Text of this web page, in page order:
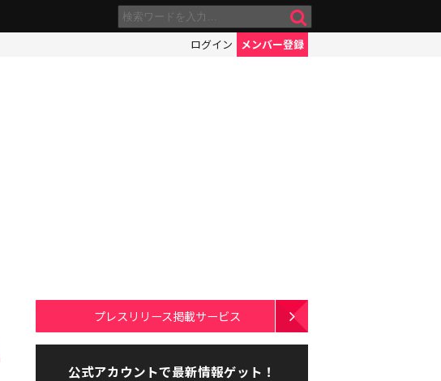
ログイン メンバー登録
プレスリリース掲載サービス
公式アカウントで最新情報ゲット！